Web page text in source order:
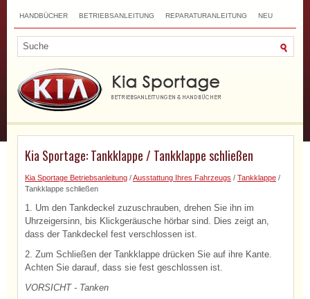
HANDBÜCHER BETRIEBSANLEITUNG REPARATURANLEITUNG NEU
Kia Sportage: Tankklappe / Tankklappe schließen
Kia Sportage Betriebsanleitung /Ausstattung Ihres Fahrzeugs / Tankklappe /
Tankklappe schließen
1. Um den Tankdeckel zuzuschrauben, drehen Sie ihn im
Uhrzeigersinn, bis Klickgeräusche hörbar sind. Dies zeigt an,
dass der Tankdeckel fest verschlossen ist.
2. Zum Schließen der Tankklappe drücken Sie auf ihre Kante.
Achten Sie darauf, dass sie fest geschlossen ist.
VORSICHT - Tanken